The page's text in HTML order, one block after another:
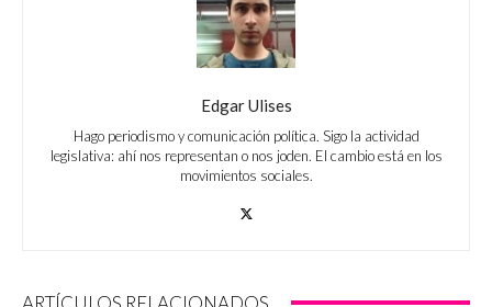
Edgar Ulises
Hago periodismo y comunicación política. Sigo la actividad
legislativa: ahí nos representan o nos joden. El cambio está en los
movimientos sociales.